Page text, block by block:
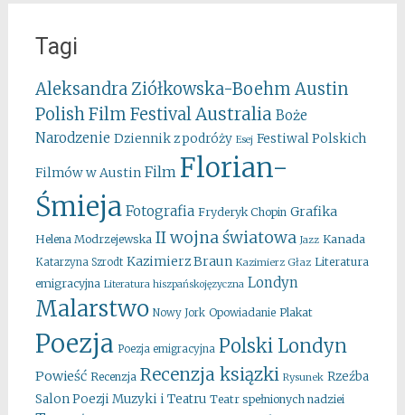
Tagi
Aleksandra Ziółkowska-Boehm Austin
Polish Film FestivalAustralia Boże
Narodzenie Dziennik z podróży Esej Festiwal Polskich
Filmów w Austin Film Florian-
Śmieja Fotografia Fryderyk Chopin Grafika
Helena Modrzejewska II wojna światowa Jazz Kanada
Katarzyna Szrodt Kazimierz Braun Kazimierz Głaz Literatura
emigracyjna Literatura hiszpańskojęzyczna Londyn
Malarstwo Nowy Jork Opowiadanie Plakat
Poezja Poezja emigracyjna Polski Londyn
Powieść Recenzja Recenzja ksiązki Rysunek Rzeźba
Salon Poezji Muzyki i Teatru Teatr spełnionych nadziei